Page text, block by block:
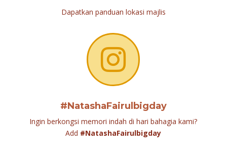
Dapatkan panduan lokasi majlis

#NatashaFairulbigday
Ingin berkongsi memori indah di hari bahagia kami?
Add #NatashaFairulbigday